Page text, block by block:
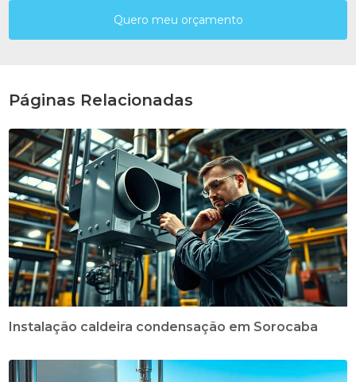
Quero meu orçamento
Páginas Relacionadas
Instalação caldeira condensação em Sorocaba